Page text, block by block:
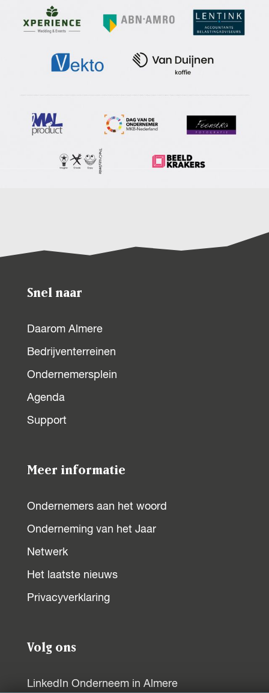
Snel naar
Daarom Almere
Bedrijventerreinen
Ondernemersplein
Agenda
Support
Meer informatie
Ondernemers aan het woord
Onderneming van het Jaar
Netwerk
Het laatste nieuws
Privacyverklaring
Volg ons
LinkedIn Onderneem in Almere